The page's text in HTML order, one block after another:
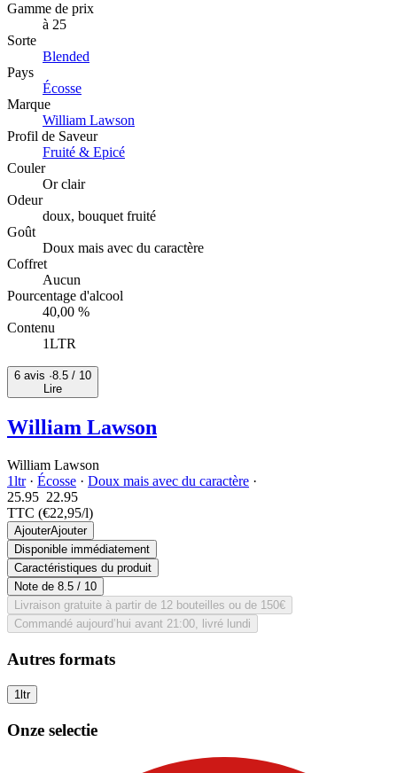
Gamme de prix
à 25
Sorte
Blended
Pays
Écosse
Marque
William Lawson
Profil de Saveur
Fruité & Epicé
Couler
Or clair
Odeur
doux, bouquet fruité
Goût
Doux mais avec du caractère
Coffret
Aucun
Pourcentage d'alcool
40,00 %
Contenu
1LTR
6 avis ·8.5 / 10
Lire
William Lawson
William Lawson
1ltr· Écosse · Doux mais avec du caractère ·
25.95 22.95
TTC (€22,95/l)
AjouterAjouter
Disponible immédiatement
Caractéristiques du produit
Note de 8.5 / 10
Livraison gratuite à partir de 12 bouteilles ou de 150€
Commandé aujourd’hui avant 21:00, livré lundi
Autres formats
1ltr
Onze selectie